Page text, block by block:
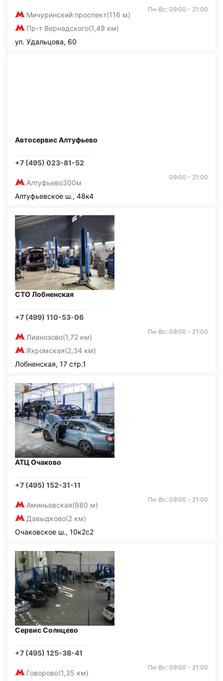
Мичуринский проспект(116 м)
Пр-т Вернадского(1,49 км)
Пн-Вс: 09:00 - 21:00
ул. Удальцова, 60
Автосервис Алтуфьево
+7 (495) 023-81-52
Алтуфьево300м
09:00 - 21:00
Алтуфьевское ш., 48к4
СТО Лобненская
+7 (499) 110-53-06
Лианозово(1,72 км)
Яхромская(2,34 км)
Пн-Вс: 09:00 - 21:00
Лобненская, 17 стр.1
АТЦ Очаково
+7 (495) 152-31-11
Аминьевская(980 м)
Давыдково(2 км)
Пн-Вс: 09:00 - 21:00
Очаковское ш., 10к2с2
Сервис Солнцево
+7 (495) 125-38-41
Говорово(1,35 км)
Пн-Вс: 09:00 - 21:00